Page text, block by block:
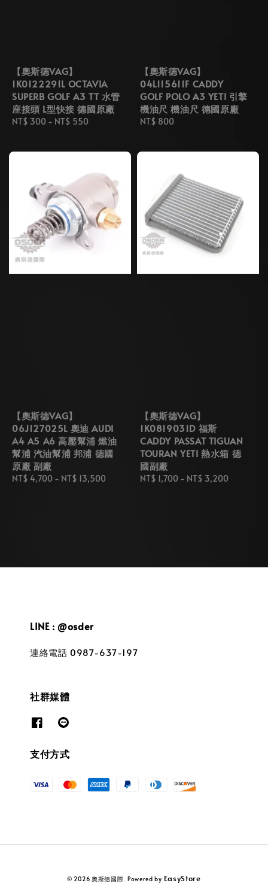
【奧斯德VAG】
1K0122291L OCTAVIA
SUPERB GOLF A3 TT 水管
座接頭 L型快接 德國原廠
Regular
NT$ 300 - NT$ 550
【奧斯德VAG】
04L115611F CADDY
GOLF POLO A3 YETI 引擎
機油尺 機油尺 德國原廠
Regular
NT$ 800
【奧斯德VAG】
06J127025L 奧迪 AUDI
A4 A5 A6 高壓幫浦 燃油
幫浦 汽油幫浦 邦浦 德國
原廠 副廠
Regular
NT$ 4,700 - NT$ 13,500
【奧斯德VAG】
1K0819031D 福斯
CADDY PASSAT TIGUAN
TOURAN YETI 熱水箱 德
國副廠
Regular
NT$ 1,700 - NT$ 3,200
LINE : @osder
連絡電話 0987-637-197
社群媒體
支付方式
© 2026 奧斯德國際. Powered by EasyStore